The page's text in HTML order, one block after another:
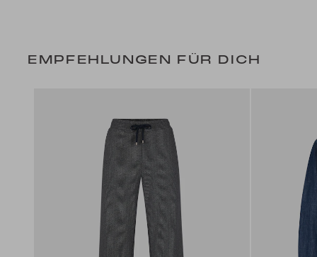
EMPFEHLUNGEN FÜR DICH